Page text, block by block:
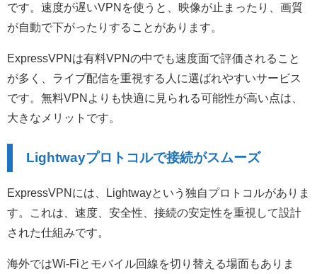
です。速度が遅いVPNを使うと、映像が止まったり、画質
が自動で下がったりすることがあります。
ExpressVPNは有料VPNの中でも速度面で評価されること
が多く、ライブ配信を重視する人に選ばれやすいサービス
です。無料VPNよりも快適に見られる可能性が高い点は、
大きなメリットです。
Lightwayプロトコルで接続がスムーズ
ExpressVPNには、Lightwayという独自プロトコルがありま
す。これは、速度、安全性、接続の安定性を重視して設計
された仕組みです。
海外ではWi-Fiとモバイル回線を切り替える場面もありま